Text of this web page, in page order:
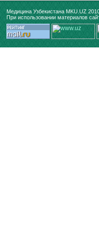
Медицина Узбекистана MKU.UZ
При использовании материалов